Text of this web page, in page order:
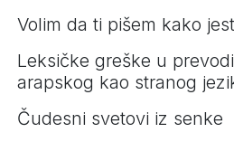
Volim da ti pišem kako
Leksičke greške u
arapskog kao stranog
Čudesni svetovi iz senke